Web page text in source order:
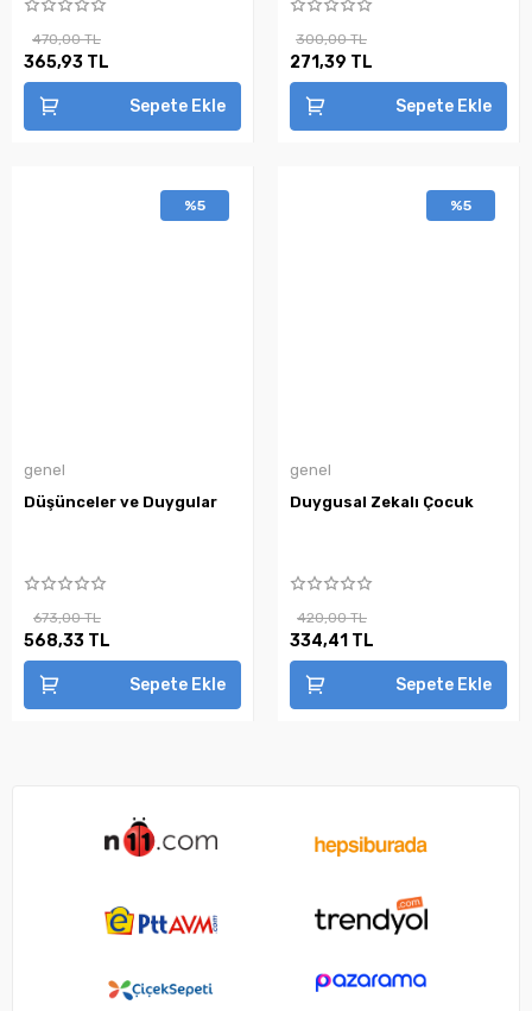
470,00 TL
365,93 TL
Sepete Ekle
300,00 TL
271,39 TL
Sepete Ekle
%5
genel
Düşünceler ve Duygular
673,00 TL
568,33 TL
Sepete Ekle
%5
genel
Duygusal Zekalı Çocuk
420,00 TL
334,41 TL
Sepete Ekle